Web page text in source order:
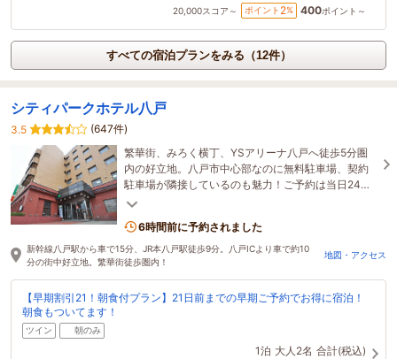
20,000スコア～ ポイント 2% 400ポイント～
すべての宿泊プランをみる（12件）
シティパークホテル八戸
3.5
(647件)
繁華街、みろく横丁、YSアリーナ八戸へ徒歩5分圏
内の好立地。八戸市中心部なのに無料駐車場、契約
駐車場が隣接しているのも魅力！ご予約は当日24時
までOK！JR本八戸駅から徒歩9分、八戸ICより車で
6時間前に予約されました
新幹線八戸駅から車で15分、JR本八戸駅徒歩9分。八戸ICより車で約10
分の街中好立地。繁華街徒歩圏内！
地図・アクセス
【早期割引21！朝食付プラン】21日前までの早期ご予約でお得に宿泊！
朝食もついてます！
ツイン 朝のみ
1泊 大人2名 合計(税込)